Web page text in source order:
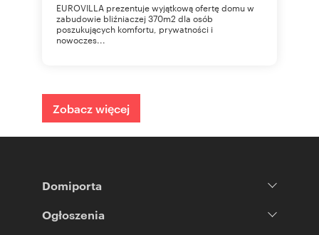
EUROVILLA prezentuje wyjątkową ofertę domu w
zabudowie bliźniaczej 370m2 dla osób
poszukujących komfortu, prywatności i
nowoczes...
Zobacz więcej
Domiporta
Ogłoszenia